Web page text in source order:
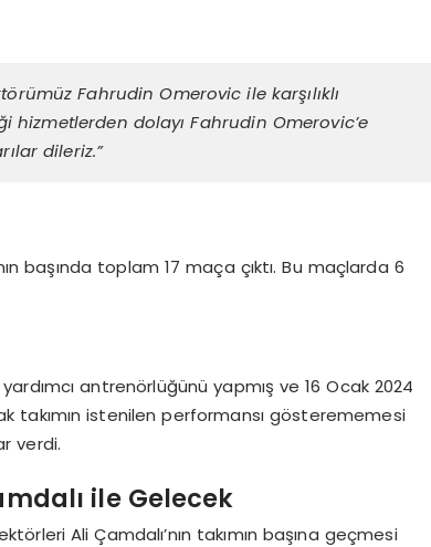
Fahrudin Omerovic ile karşılıklı
hizmetlerden dolayı Fahrudin Omerovic’e
dileriz.”
başında toplam 17 maça çıktı. Bu maçlarda 6
yardımcı antrenörlüğünü yapmış ve 16 Ocak 2024
takımın istenilen performansı gösterememesi
verdi.
ile Gelecek
Ali Çamdalı’nın takımın başına geçmesi